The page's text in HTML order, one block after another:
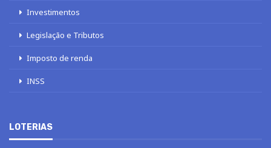
Investimentos
Legislação e Tributos
Imposto de renda
INSS
LOTERIAS